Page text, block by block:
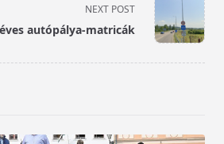
NEXT POST
autópálya-matricák